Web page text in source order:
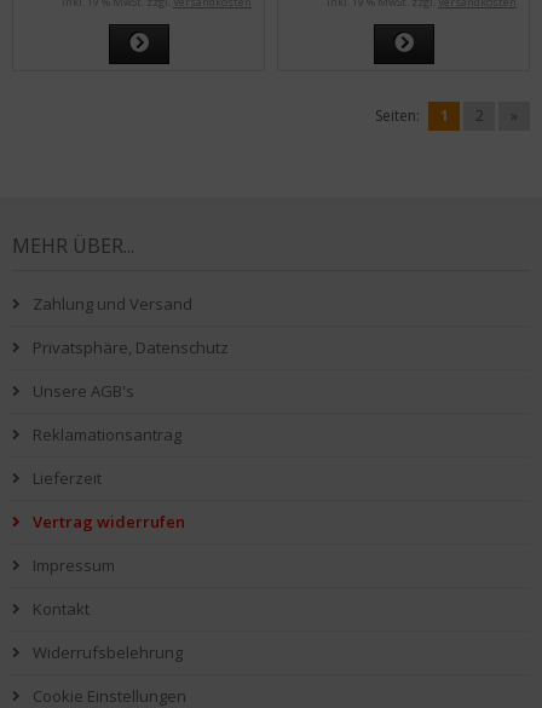
Seiten: 1 2 »
MEHR ÜBER...
Zahlung und Versand
Privatsphäre, Datenschutz
Unsere AGB's
Reklamationsantrag
Lieferzeit
Vertrag widerrufen
Impressum
Kontakt
Widerrufsbelehrung
Cookie Einstellungen